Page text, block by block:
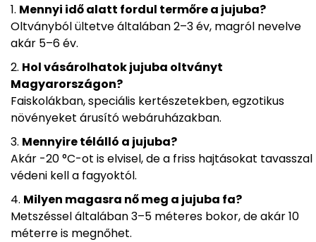
Mennyi idő alatt fordul termőre a jujuba?
Oltványból ültetve általában 2–3 év, magról nevelve
akár 5–6 év.
Hol vásárolhatok jujuba oltványt
Magyarországon?
Faiskolákban, speciális kertészetekben, egzotikus
növényeket árusító webáruházakban.
Mennyire télálló a jujuba?
Akár -20 °C-ot is elvisel, de a friss hajtásokat tavasszal
védeni kell a fagyoktól.
Milyen magasra nő meg a jujuba fa?
Metszéssel általában 3–5 méteres bokor, de akár 10
méterre is megnőhet.